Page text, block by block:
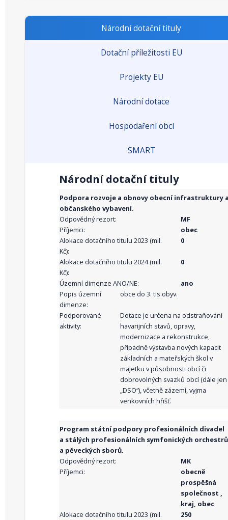
Národní dotační tituly
Dotační příležitosti EU
Projekty EU
Národní dotace
Hospodaření obcí
SMART
Národní dotační tituly
Podpora rozvoje a obnovy obecní infrastruktury
občanského vybavení.
Odpovědný rezort:
MF
Příjemci:
obec
Alokace dotačního titulu 2023 (mil.
Kč):
0
Alokace dotačního titulu 2024 (mil.
Kč):
0
Územní dimenze ANO/NE:
ano
Popis územní
dimenze:
obce do 3. tis.obyv.
Podporované
aktivity:
Dotace je určena na odstraňování
havarijních stavů, opravy,
modernizace a rekonstrukce,
případně výstavba nových kapacit
základních a mateřských škol v
majetku v působnosti obcí či
dobrovolných svazků obcí (dále jen
„DSO“), včetně zázemí, vyjma
venkovních hřišť.
Program státní podpory profesionálních divadel
a stálých profesionálních symfonických orchestrů
a pěveckých sborů.
Odpovědný rezort:
MK
Příjemci:
obecně
prospěšná
společnost ,
kraj, obec
Alokace dotačního titulu 2023 (mil.
250